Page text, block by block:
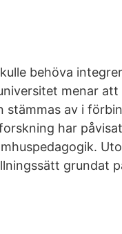
behöva
menar
av i
har
grundat